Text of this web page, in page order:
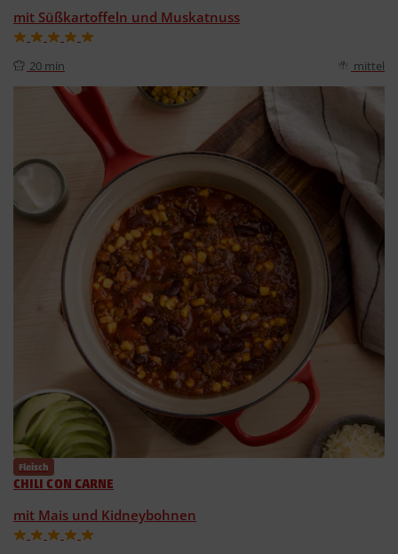
mit Süßkartoffeln und Muskatnuss
20 min mittel
Fleisch
CHILI CON CARNE
mit Mais und Kidneybohnen